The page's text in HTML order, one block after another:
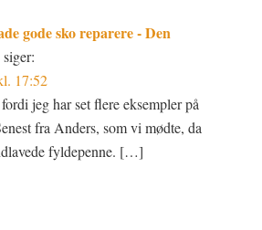
gode sko reparere - Den
siger:
17:52
jeg har set flere eksempler på
fra Anders, som vi mødte, da
fyldepenne. […]